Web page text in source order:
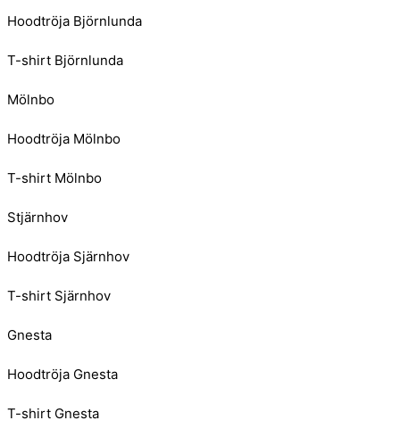
Hoodtröja Björnlunda
T-shirt Björnlunda
Mölnbo
Hoodtröja Mölnbo
T-shirt Mölnbo
Stjärnhov
Hoodtröja Sjärnhov
T-shirt Sjärnhov
Gnesta
Hoodtröja Gnesta
T-shirt Gnesta